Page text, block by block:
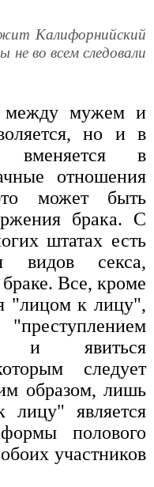
Калифорнийский
во всем следовали
между мужем и
но и в
вменяется в
отношения
может быть
брака. С
штатах есть
видов секса,
Все, кроме
"лицом к лицу",
и явиться
следует
образом, лишь
является
полового
участников